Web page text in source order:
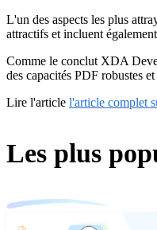
L'un des aspects les plus
attractifs et incluent
Comme le conclut XDA
des capacités PDF robustes
Lire l'article l'article complet
Les plus